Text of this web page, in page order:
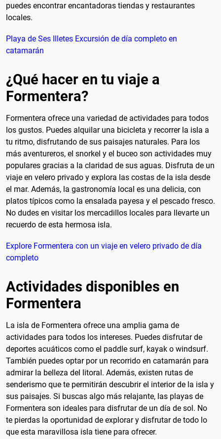
puedes encontrar encantadoras tiendas y restaurantes
locales.
Playa de Ses Illetes Excursión de día completo en
catamarán
¿Qué hacer en tu viaje a
Formentera?
Formentera ofrece una variedad de actividades para todos
los gustos. Puedes alquilar una bicicleta y recorrer la isla a
tu ritmo, disfrutando de sus paisajes naturales. Para los
más aventureros, el snorkel y el buceo son actividades muy
populares gracias a la claridad de sus aguas. Disfruta de un
viaje en velero privado y explora las costas de la isla desde
el mar. Además, la gastronomía local es una delicia, con
platos típicos como la ensalada payesa y el pescado fresco.
No dudes en visitar los mercadillos locales para llevarte un
recuerdo de esta hermosa isla.
Explore Formentera con un viaje en velero privado de día
completo
Actividades disponibles en
Formentera
La isla de Formentera ofrece una amplia gama de
actividades para todos los intereses. Puedes disfrutar de
deportes acuáticos como el paddle surf, kayak o windsurf.
También puedes optar por un recorrido en catamarán para
admirar la belleza del litoral. Además, existen rutas de
senderismo que te permitirán descubrir el interior de la isla y
sus paisajes. Si buscas algo más relajante, las playas de
Formentera son ideales para disfrutar de un día de sol. No
te pierdas la oportunidad de explorar y disfrutar de todo lo
que esta maravillosa isla tiene para ofrecer.